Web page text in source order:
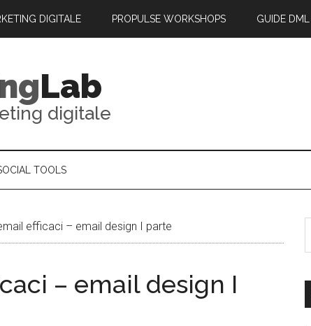
DIGITALE PROPULSE WORKSHOPS GUIDE DML
Lab
digitale
TOOLS
efficaci – email design I parte
– email design I